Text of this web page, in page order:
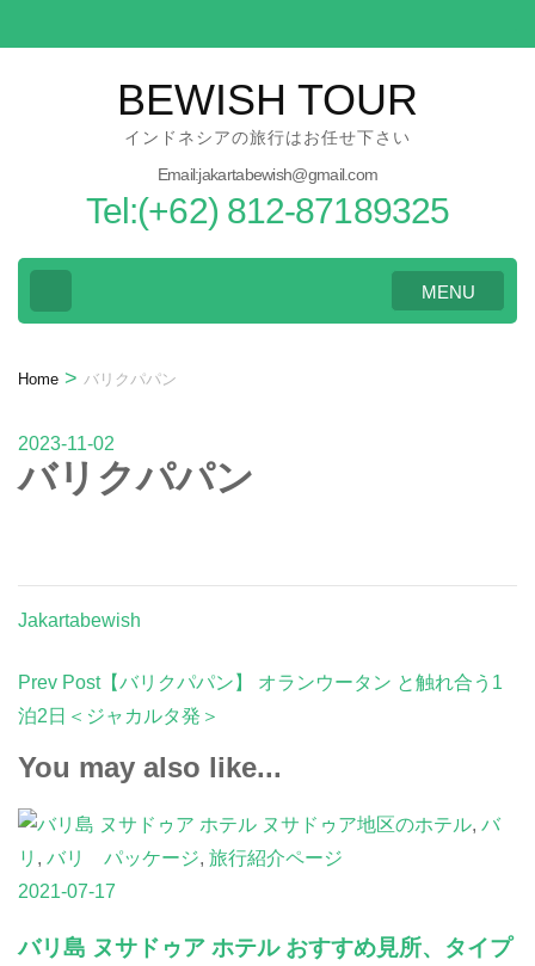
to
BEWISH TOUR
インドネシアの旅行はお任せ下さい
Email:jakartabewish@gmail.com
Tel:(+62) 812-87189325
MENU
Home > バリクパパン
2023-11-02
バリクパパン
Jakartabewish
Post
Navigation
Prev Post【バリクパパン】 オランウータン と触れ合う1
泊2日＜ジャカルタ発＞
You may also like...
ヌサドゥア地区のホテル, バ
リ , バリ パッケージ, 旅行紹介ページ
2021-07-17
バリ島 ヌサドゥア ホテル おすすめ見所、タイプ